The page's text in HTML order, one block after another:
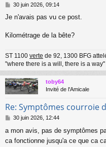
M
s
a
30 juin 2026, 09:14
Je n'avais pas vu ce post.
Kilométrage de la bête?
ST 1100 verte de 92, 1300 BFG
"where there is a will, there is a way"
toby64
Invité de l'Amicale
Re: Symptômes courroie
M
s
s
30 juin 2026, 12:44
a mon avis, pas de symptômes
ca fonctionne jusqu'a ce que ca